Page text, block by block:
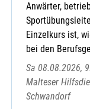
Anwärter,
Einzelkurs ist,
bei den
Sa 08.08.2026,
Malteser
Schwandorf